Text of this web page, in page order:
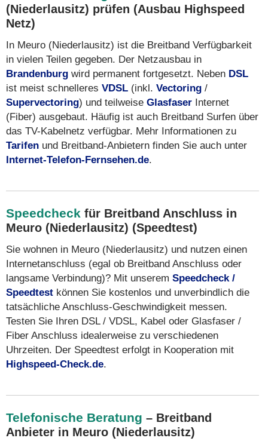
(Niederlausitz) prüfen (Ausbau Highspeed
Netz)
In Meuro (Niederlausitz) ist die Breitband Verfügbarkeit
in vielen Teilen gegeben. Der Netzausbau in
Brandenburg wird permanent fortgesetzt. Neben DSL
ist meist schnelleres VDSL (inkl. Vectoring /
Supervectoring) und teilweise Glasfaser Internet
(Fiber) ausgebaut. Häufig ist auch Breitband Surfen über
das TV-Kabelnetz verfügbar. Mehr Informationen zu
Tarifen und Breitband-Anbietern finden Sie auch unter
Internet-Telefon-Fernsehen.de.
Speedcheck für Breitband Anschluss in
Meuro (Niederlausitz) (Speedtest)
Sie wohnen in Meuro (Niederlausitz) und nutzen einen
Internetanschluss (egal ob Breitband Anschluss oder
langsame Verbindung)? Mit unserem Speedcheck /
Speedtest können Sie kostenlos und unverbindlich die
tatsächliche Anschluss-Geschwindigkeit messen.
Testen Sie Ihren DSL / VDSL, Kabel oder Glasfaser /
Fiber Anschluss idealerweise zu verschiedenen
Uhrzeiten. Der Speedtest erfolgt in Kooperation mit
Highspeed-Check.de.
Telefonische Beratung – Breitband
Anbieter in Meuro (Niederlausitz)